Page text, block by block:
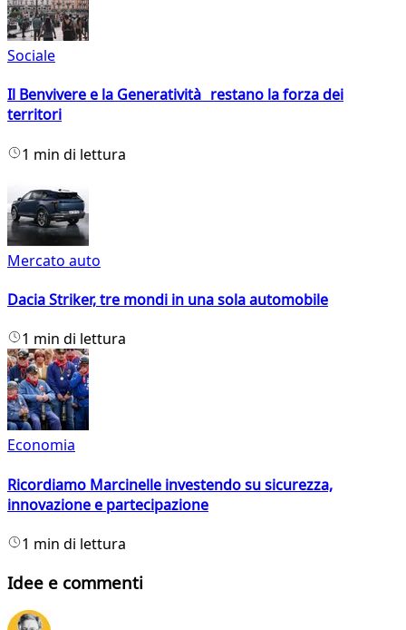
Sociale
Il Benvivere e la Generatività restano la forza dei
territori
1 min di lettura
Mercato auto
Dacia Striker, tre mondi in una sola automobile
1 min di lettura
Economia
Ricordiamo Marcinelle investendo su sicurezza,
innovazione e partecipazione
1 min di lettura
Idee e commenti